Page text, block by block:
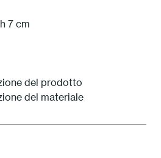
7 cm
del prodotto
del materiale